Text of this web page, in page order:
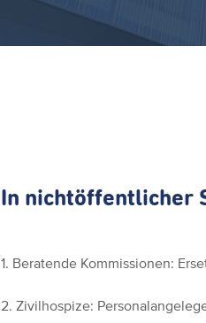
In nichtöffentlicher
1. Beratende Kommissionen:
2. Zivilhospize: